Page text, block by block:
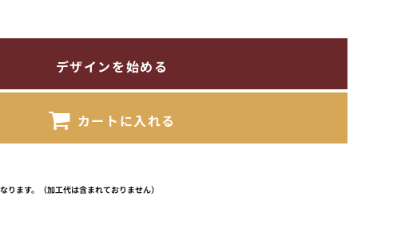
デザインを始める
カートに入れる
ります。（加工代は含まれておりません）